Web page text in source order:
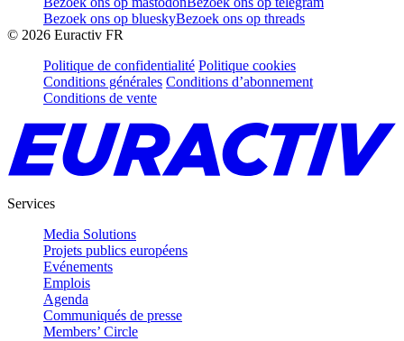
Bezoek ons op blueskyBezoek ons op threads
© 2026 Euractiv FR
Politique de confidentialité Politique cookies
Conditions générales Conditions d’abonnement
Conditions de vente
Services
Media Solutions
Projets publics européens
Evénements
Emplois
Agenda
Communiqués de presse
Members’ Circle